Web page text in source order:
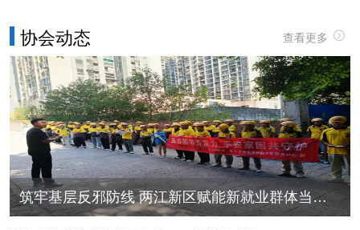
协会动态 查看更多
筑牢基层反邪防线 两江新区赋能新就业群体当好“流动哨兵”